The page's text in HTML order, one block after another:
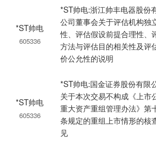
*ST帅电
605336
*ST帅电:浙江帅丰电器股份
公司董事会关于评估机构独
性、评估假设前提合理性、
方法与评估目的相关性及评
价公允性的说明
*ST帅电
605336
*ST帅电:国金证券股份有限
关于本次交易不构成《上市
重大资产重组管理办法》第
条规定的重组上市情形的核
见